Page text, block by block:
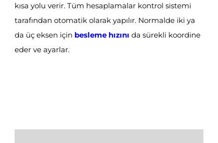
kısa yolu verir. Tüm hesaplamalar kontrol sistemi
tarafından otomatik olarak yapılır. Normalde iki ya
da üç eksen için besleme hızını da sürekli koordine
eder ve ayarlar.